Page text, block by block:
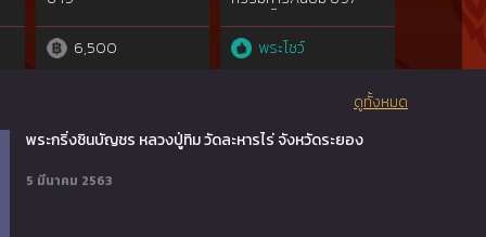
6,500
พระโชว์
พระกริ่งชินบัญชร หลวงปู่ทิม วัดละหารไร่ จังหวัดระยอง
5 มีนาคม 2563
ดูทั้งหมด